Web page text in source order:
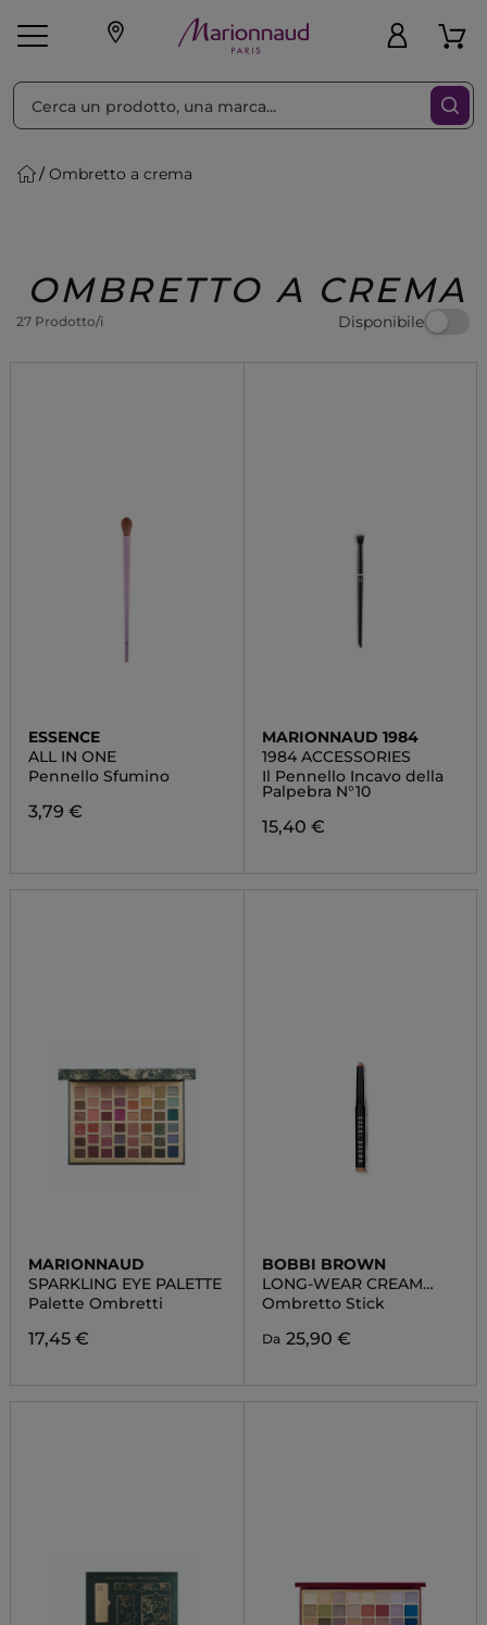
Make-up Profumi
Regalo
Ombretto a crema
OMBRETTO A CREMA
27 Prodotto/i Disponibile
Ordina per Filtra
ESSENCE
ALL IN ONE
Pennello Sfumino
3,79 €
MARIONNAUD 1984
1984 ACCESSORIES
Il Pennello Incavo della
Palpebra N°10
15,40 €
MARIONNAUD
SPARKLING EYE PALETTE
Palette Ombretti
17,45 €
BOBBI BROWN
LONG-WEAR CREAM
SHADOW STICK
Ombretto Stick
Da 25,90 €